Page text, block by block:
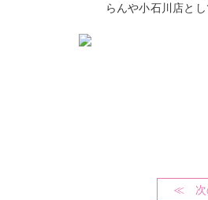
らんや小石川店と
≪ 次